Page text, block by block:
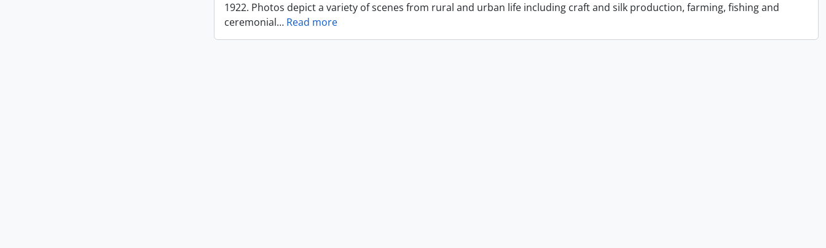
1922. Photos depict a variety of scenes from rural and urban life including craft and silk production, farming, fishing and
ceremonial… Read more